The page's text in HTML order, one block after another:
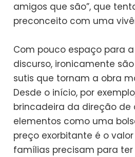
amigos que são”, que
preconceito com uma
Com pouco espaço para
discurso, ironicamente
sutis que tornam a obra
Desde o início, por
brincadeira da direção de
elementos como uma
preço exorbitante é o
famílias precisam para